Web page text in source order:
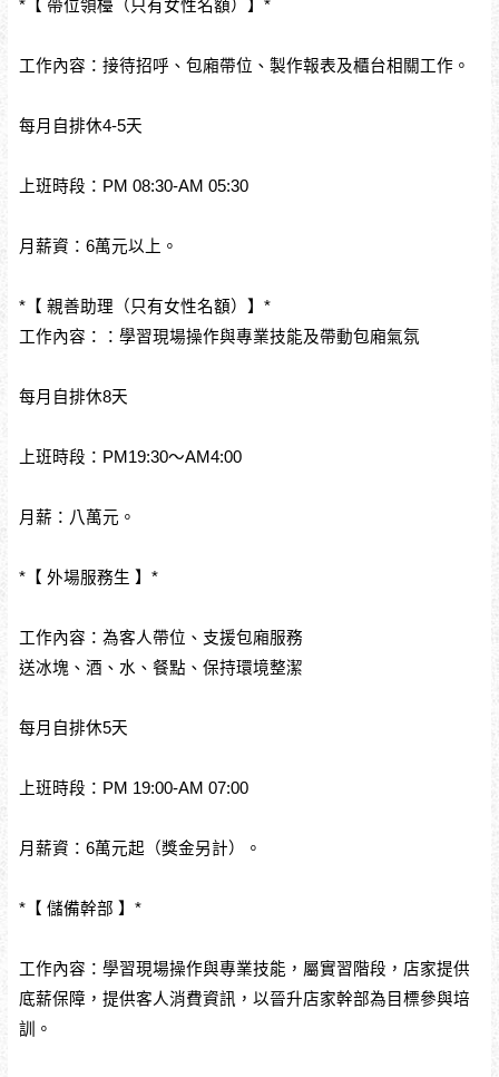
*【 帶位領檯（只有女性名額）】*
工作內容：接待招呼、包廂帶位、製作報表及櫃台相關工作。
每月自排休4-5天
上班時段：PM 08:30-AM 05:30
月薪資：6萬元以上。
*【 親善助理（只有女性名額）】*
工作內容：：學習現場操作與專業技能及帶動包廂氣氛
每月自排休8天
上班時段：PM19:30～AM4:00
月薪：八萬元。
*【 外場服務生 】*
工作內容：為客人帶位、支援包廂服務
送冰塊、酒、水、餐點、保持環境整潔
每月自排休5天
上班時段：PM 19:00-AM 07:00
月薪資：6萬元起（獎金另計）。
*【 儲備幹部 】*
工作內容：學習現場操作與專業技能，屬實習階段，店家提供
底薪保障，提供客人消費資訊，以晉升店家幹部為目標參與培
訓。